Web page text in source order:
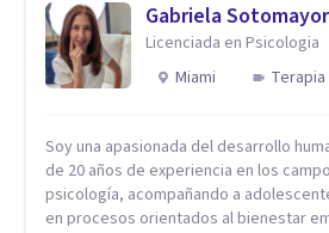
Gabriela Sotomayor
Licenciada en Psicologia
Miami
Soy una apasionada del desarrollo
de 20 años de experiencia en los
psicología, acompañando a
en procesos orientados al bienestar